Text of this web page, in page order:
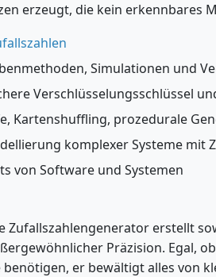
erzeugt, die kein erkennbares
Simulationen und
Verschlüsselungsschlüssel
Kartenshuffling, prozedurale
komplexer Systeme mit
von Software und Systemen
Zufallszahlengenerator erstellt
Präzision. Egal,
er bewältigt alles von